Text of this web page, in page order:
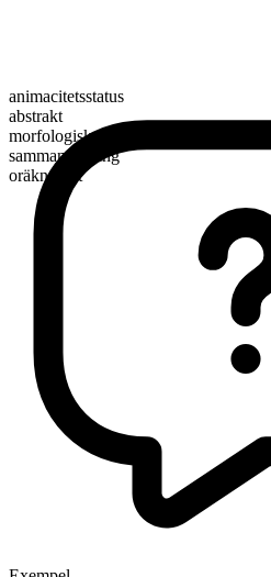
animacitetsstatus
abstrakt
morfologisk sammansättning
sammansättning
oräknebart